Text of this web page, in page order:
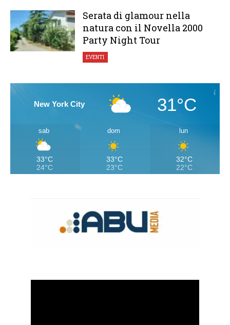
Serata di glamour nella
natura con il Novella 2000
Party Night Tour
EVENTI
New York City 31°C
sab
33°C
24°C
dom
33°C
23°C
lun
32°C
22°C